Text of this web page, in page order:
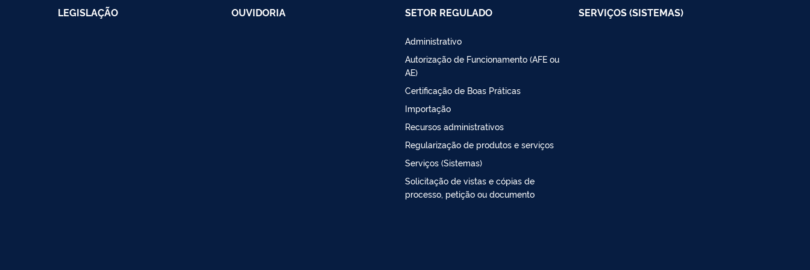
LEGISLAÇÃO OUVIDORIA SETOR REGULADO
Administrativo
Autorização de Funcionamento (AFE ou
AE)
Certificação de Boas Práticas
Importação
Recursos administrativos
Regularização de produtos e serviços
Serviços (Sistemas)
Solicitação de vistas e cópias de
processo, petição ou documento
SERVIÇOS (SISTEMAS)